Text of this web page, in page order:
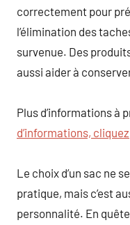
correctement pour
l’élimination des
survenue. Des
aussi aider à
Plus d’informations à
d’informations, cliquez
Le choix d’un sac ne
pratique, mais c’est
personnalité. En